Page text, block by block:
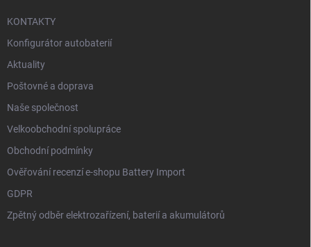
KONTAKTY
Konfigurátor autobaterií
Aktuality
Poštovné a doprava
Naše společnost
Velkoobchodní spolupráce
Obchodní podmínky
Ověřování recenzí e-shopu Battery Import
GDPR
Zpětný odběr elektrozařízení, baterií a akumulátorů